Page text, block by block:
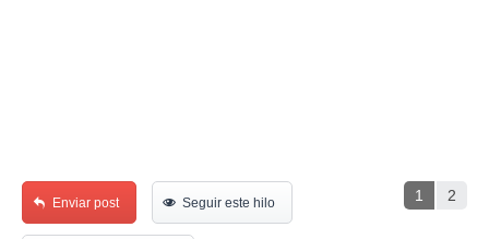
1 2
Enviar post Seguir este hilo